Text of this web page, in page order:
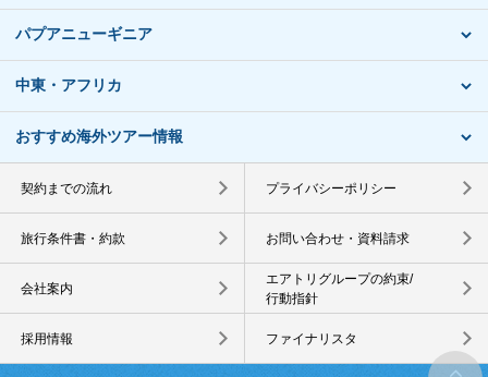
パプアニューギニア
中東・アフリカ
おすすめ海外ツアー情報
契約までの流れ プライバシーポリシー
旅行条件書・約款 お問い合わせ・資料請求
会社案内
エアトリグループの約束/
行動指針
採用情報 ファイナリスタ